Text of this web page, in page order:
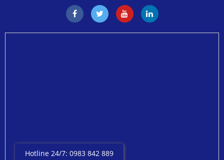
Hotline 24/7: 0983 842 889